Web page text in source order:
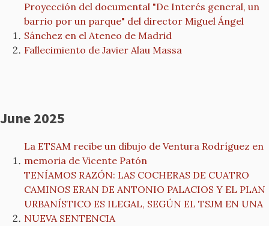
Proyección del documental "De Interés general, un
barrio por un parque" del director Miguel Ángel
Sánchez en el Ateneo de Madrid
Fallecimiento de Javier Alau Massa
June 2025
La ETSAM recibe un dibujo de Ventura Rodríguez en
memoria de Vicente Patón
TENÍAMOS RAZÓN: LAS COCHERAS DE CUATRO
CAMINOS ERAN DE ANTONIO PALACIOS Y EL PLAN
URBANÍSTICO ES ILEGAL, SEGÚN EL TSJM EN UNA
NUEVA SENTENCIA